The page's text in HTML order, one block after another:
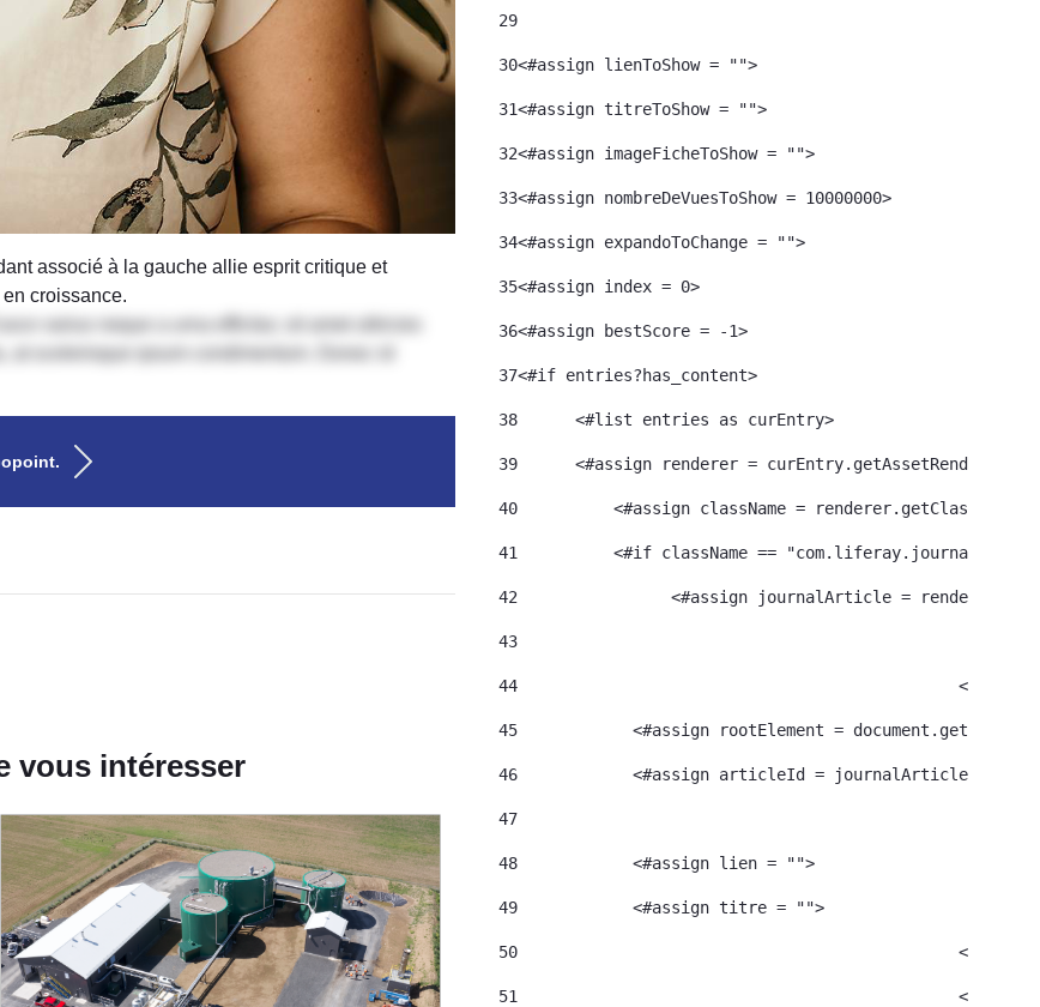
associé à la gauche allie esprit critique et
croissance.
varius neque a urna efficitur, sit amet ultricies
at scelerisque ipsum condimentum. Donec id
vous intéresser
29
30<#assign lienToShow = "">
31<#assign titreToShow = "">
32
33
34<#assign expandoToChange = "">
35
36<#assign bestScore = -1>
37<#if entries?has_content>
38
	<#list entries as curEntry>
39
<#assign renderer =
40
<#assign className =
41
<#if className ==
42
<#assign journalArticle =
43
44
45
<#assign rootElement =
46
<#assign articleId =
47
48
            <#assign lien = "">
49
            <#assign titre = "">
50
51